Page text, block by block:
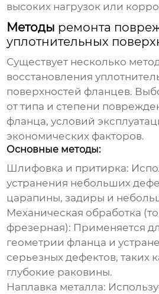
высоких нагрузок или
Методы ремонта
уплотнительных
Существует несколько
восстановления
поверхностей фланцев.
от типа и степени
фланца, условий
экономических факторов.
Основные методы:
Шлифовка и притирка:
устранения небольших
царапины, задиры и
Механическая обработка
фрезерная): Применяется
геометрии фланца и
серьезных дефектов, таких
глубокие раковины.
Наплавка металла: